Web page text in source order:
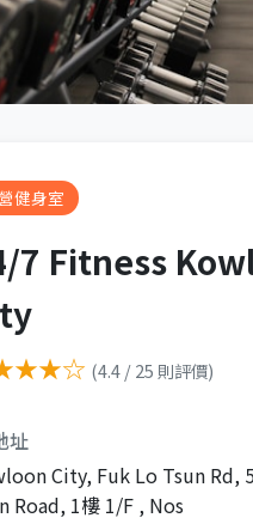
健身室
7 Fitness
(4.4 / 25 則評價)
址
City, Fuk Lo Tsun Rd,
Road, 1樓 1/F , Nos